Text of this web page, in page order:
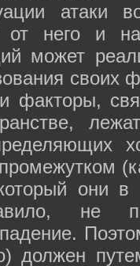
атаки
от него и
может
своих
факторы,
они в
не
должен